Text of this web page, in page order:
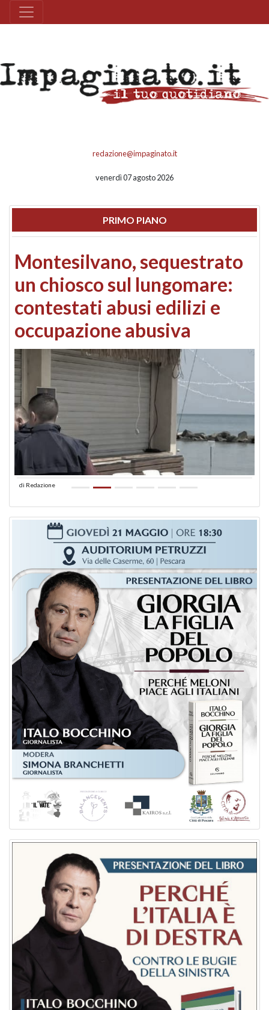
redazione@impaginato.it
venerdì 07 agosto 2026
PRIMO PIANO
Montesilvano, sequestrato
un chiosco sul lungomare:
contestati abusi edilizi e
occupazione abusiva
di Redazione